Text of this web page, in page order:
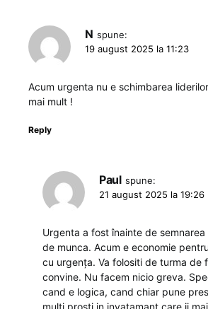
N spune:
19 august 2025 la 11:23
Acum urgenta nu e schimbarea
mai mult !
Reply
Paul spune:
21 august 2025 la 19:26
Urgenta a fost înainte de
de munca. Acum e economie
cu urgența. Va folositi de turma de
convine. Nu facem nicio greva.
cand e logica, cand chiar pune